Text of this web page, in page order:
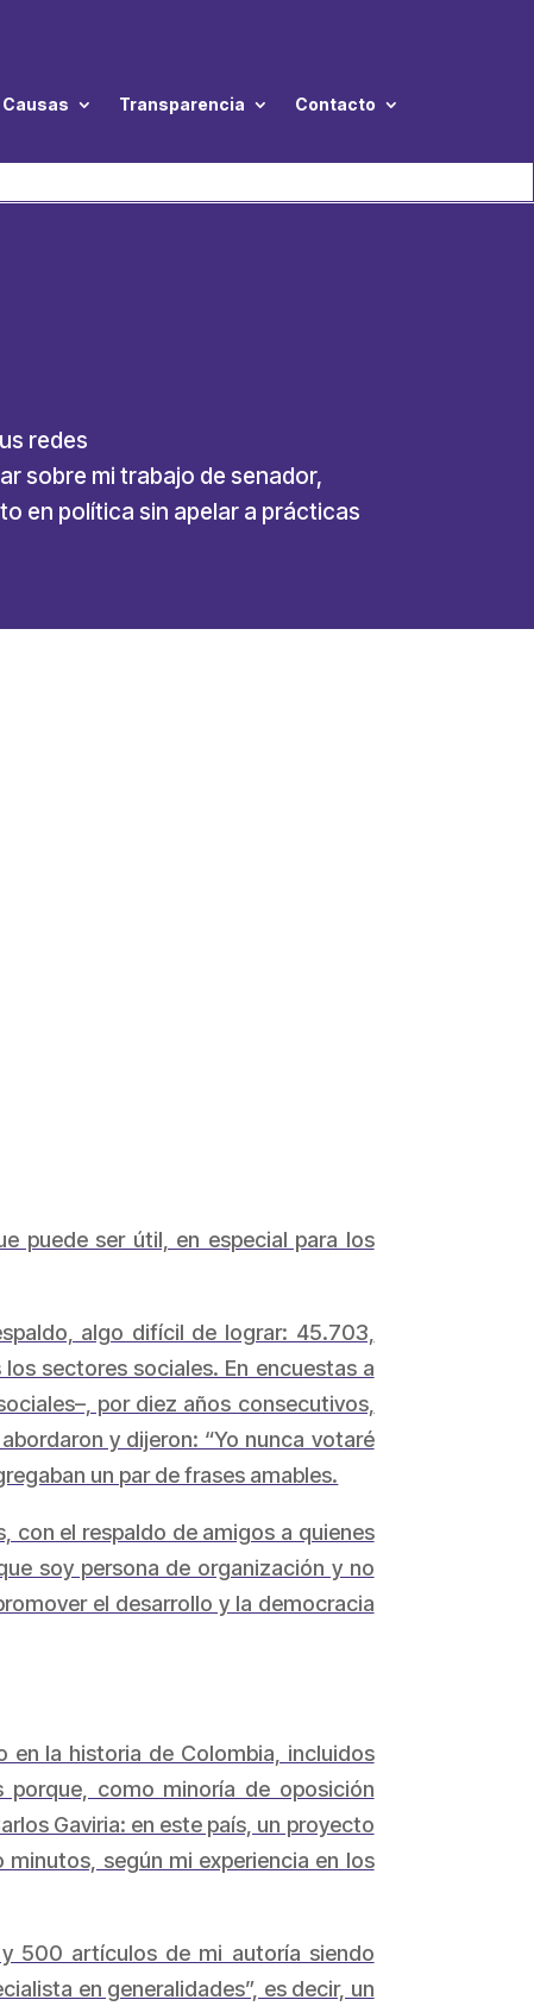
Causas Transparencia Contacto
redes
sobre mi trabajo de senador,
en política sin apelar a prácticas
puede ser útil, en especial para los
algo difícil de lograr: 45.703,
sectores sociales. En encuestas a
por diez años consecutivos,
y dijeron: “Yo nunca votaré
un par de frases amables.
con el respaldo de amigos a quienes
soy persona de organización y no
el desarrollo y la democracia
la historia de Colombia, incluidos
como minoría de oposición
Gaviria: en este país, un proyecto
según mi experiencia en los
y 500 artículos de mi autoría siendo
en generalidades”, es decir, un